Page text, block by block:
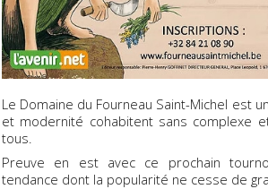
Le Domaine du Fourneau Saint-Michel est
et modernité cohabitent sans complexe
tous.
Preuve en est avec ce prochain
tendance dont la popularité ne cesse de